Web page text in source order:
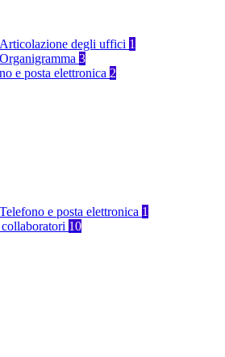
Articolazione degli uffici 1
Organigramma 3
e posta elettronica 2
Telefono e posta elettronica 1
10